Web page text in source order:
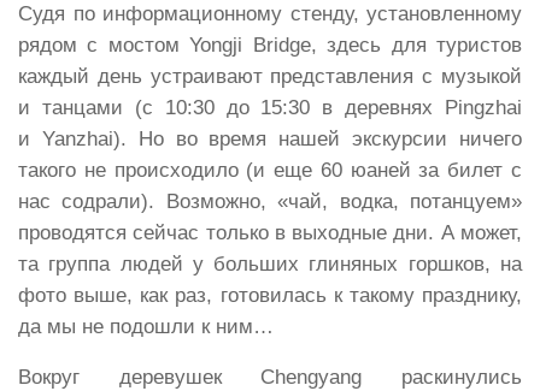
Судя по информационному стенду, установленному
рядом с мостом Yongji Bridge, здесь для туристов
каждый день устраивают представления с музыкой
и танцами (с 10:30 до 15:30 в деревнях Pingzhai
и Yanzhai). Но во время нашей экскурсии ничего
такого не происходило (и еще 60 юаней за билет с
нас содрали). Возможно, «чай, водка, потанцуем»
проводятся сейчас только в выходные дни. А может,
та группа людей у больших глиняных горшков, на
фото выше, как раз, готовилась к такому празднику,
да мы не подошли к ним…
Вокруг деревушек Chengyang раскинулись